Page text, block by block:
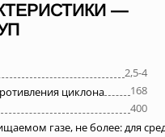
—
2,5-4
циклона
168
400
газе, не более: для